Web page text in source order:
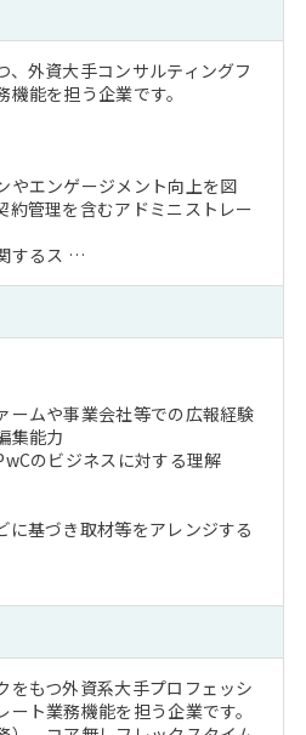
、外資大手コンサルティングフ
能を担う企業です。
やエンゲージメント向上を図
約管理を含むアドミニストレー
するス …
ームや事業会社等での広報経験
集能力
のビジネスに対する理解
に基づき取材等をアレンジする
をもつ外資系大手プロフェッシ
ト業務機能を担う企業です。